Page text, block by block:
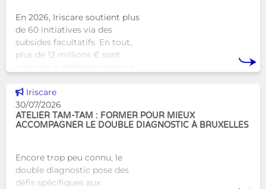
En 2026, Iriscare soutient plus
de 60 initiatives via des
subsides facultatifs. En tout,
plus de 12 millions € sont
travail au serv
Voir cette news
Iriscare
30/07/2026
ATELIER TAM-TAM : FORMER POUR MIEUX
ACCOMPAGNER LE DOUBLE DIAGNOSTIC À BRUXELLES
Encore trop peu connu, le
double diagnostic pose des
défis spécifiques aux